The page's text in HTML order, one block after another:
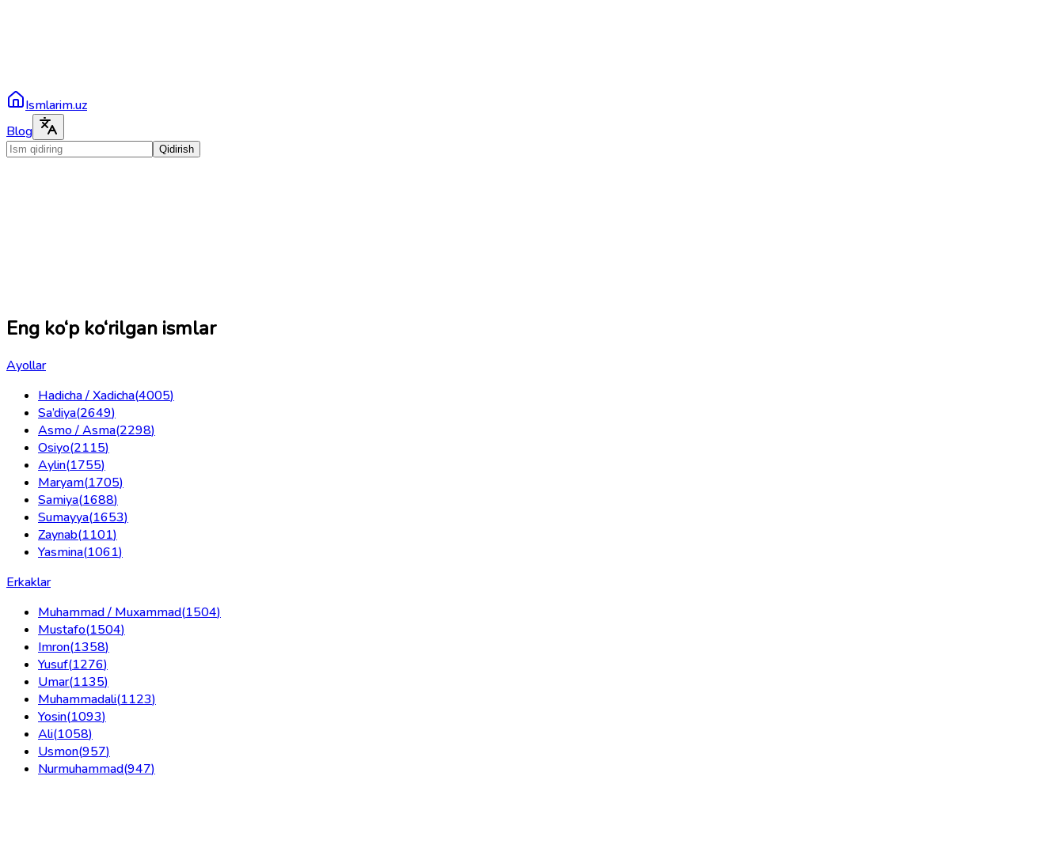
Ismlarim.uz
Blog
Qidirish
Eng ko‘p ko‘rilgan ismlar
Ayollar
Hadicha / Xadicha(4005)
Sa’diya(2649)
Asmo / Asma(2298)
Osiyo(2115)
Aylin(1755)
Maryam(1705)
Samiya(1688)
Sumayya(1653)
Zaynab(1101)
Yasmina(1061)
Erkaklar
Muhammad / Muxammad(1504)
Mustafo(1504)
Imron(1358)
Yusuf(1276)
Umar(1135)
Muhammadali(1123)
Yosin(1093)
Ali(1058)
Usmon(957)
Nurmuhammad(947)